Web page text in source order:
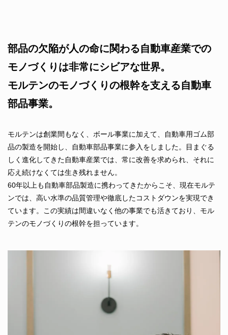
部品の欠陥が人の命に関わる自動車産業での
モノづくりは非常にシビアな世界。
モルテンのモノづくりの根幹を支える自動車
部品事業。
モルテンは創業間もなく、ボール事業に加えて、自動車用ゴム部
品の製造を開始し、自動車部品事業に参入をしました。目まぐる
しく進化してきた自動車産業では、常に改善を求められ、それに
応え続けなくては生き残れません。
60年以上も自動車部品製造に携わってきたからこそ、現在モルテ
ンでは、高い水準の品質管理や徹底したコストダウンを実現でき
ています。この実績は間違いなく他の事業でも活きており、モル
テンのモノづくりの根幹を担っています。